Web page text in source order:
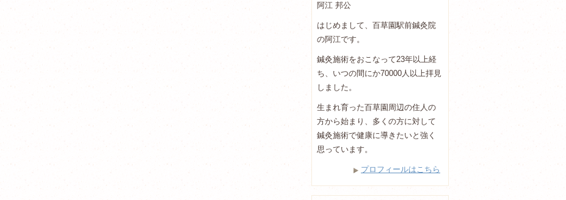
阿江 邦公
はじめまして、百草園駅前鍼灸院
の阿江です。
鍼灸施術をおこなって23年以上経
ち、いつの間にか70000人以上拝見
しました。
生まれ育った百草園周辺の住人の
方から始まり、多くの方に対して
鍼灸施術で健康に導きたいと強く
思っています。
プロフィールはこちら